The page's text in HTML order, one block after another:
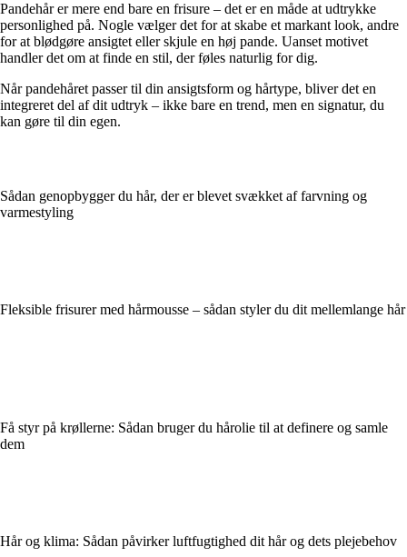
Pandehår er mere end bare en frisure – det er en måde at udtrykke
personlighed på. Nogle vælger det for at skabe et markant look, andre
for at blødgøre ansigtet eller skjule en høj pande. Uanset motivet
handler det om at finde en stil, der føles naturlig for dig.
Når pandehåret passer til din ansigtsform og hårtype, bliver det en
integreret del af dit udtryk – ikke bare en trend, men en signatur, du
kan gøre til din egen.
Sådan genopbygger du hår, der er blevet svækket af farvning og
varmestyling
Fleksible frisurer med hårmousse – sådan styler du dit mellemlange hår
Få styr på krøllerne: Sådan bruger du hårolie til at definere og samle
dem
Hår og klima: Sådan påvirker luftfugtighed dit hår og dets plejebehov